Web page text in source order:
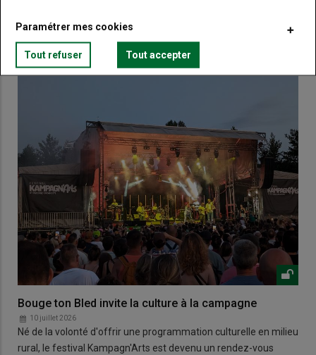
Bouge ton Bled invite la culture à la campagne
10 juillet 2026
Né de la volonté d'offrir une programmation culturelle en milieu
rural, le festival Kampagn'Arts est devenu un rendez-vous
Paramétrer mes cookies
Tout refuser Tout accepter